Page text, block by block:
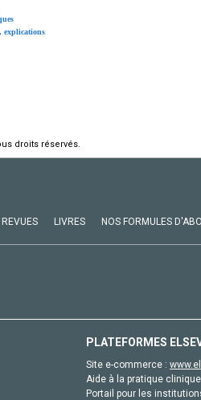
explications
droits réservés.
REVUES LIVRES NOS FORMULES
PLATEFORMES
Site e-commerce :
Aide à la pratique
Portail pour les